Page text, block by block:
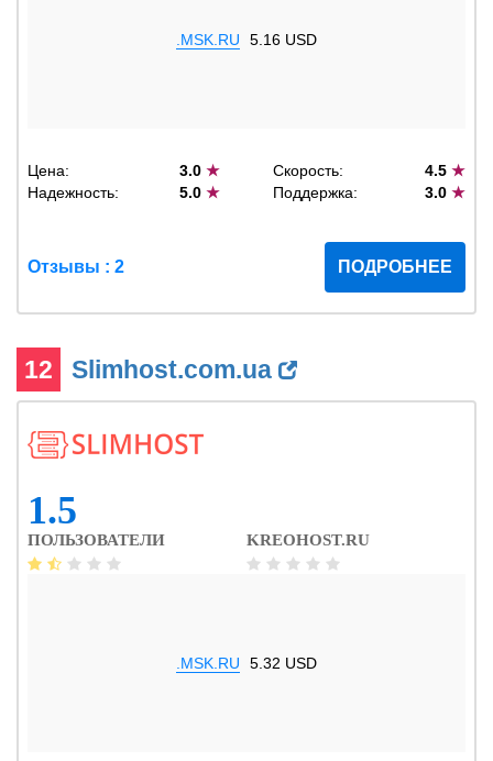
.MSK.RU 5.16 USD
Цена: 3.0★ Скорость: 4.5 ★
Надежность:
5.0★ Поддержка: 3.0 ★
Отзывы : 2 ПОДРОБНЕЕ
12 Slimhost.com.ua
1.5
ПОЛЬЗОВАТЕЛИ KREOHOST.RU
.MSK.RU 5.32 USD